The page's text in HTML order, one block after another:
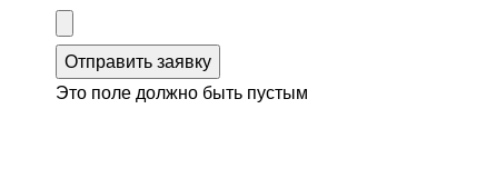
Отправить заявку
Это поле должно быть пустым